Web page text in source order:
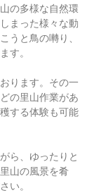
の多様な自然環
まった様々な動
うと鳥の囀り、
す。
ります。その一
の里山作業があ
する体験も可能
ら、ゆったりと
山の風景を肴
い。